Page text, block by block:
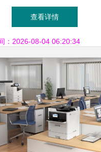
公设备为您带来高效办公
体验
查看详情
：2026-08-04 06:20:34